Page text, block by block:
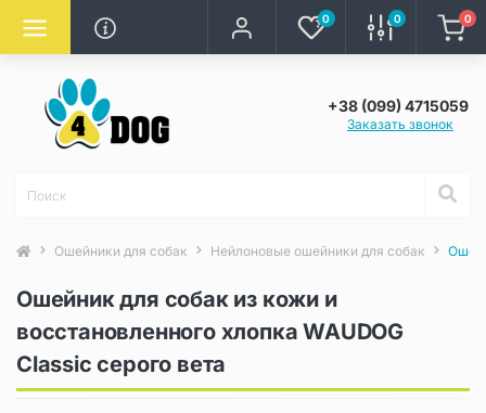
0 0 0
+38 (099) 4715059
Заказать звонок
Ошейники для собак Нейлоновые ошейники для собак
Ошейник для собак из кожи и
восстановленного хлопка WAUDOG
Classic серого вета